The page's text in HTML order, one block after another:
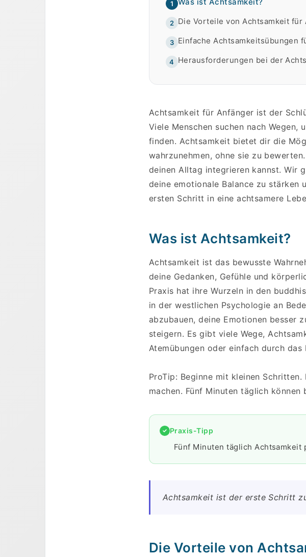
1
2 Die Vorteile von Achtsamkeit für
3 Einfache Achtsamkeitsübungen
4 Herausforderungen bei der
Achtsamkeit für Anfänger ist der
Viele Menschen suchen nach
finden. Achtsamkeit bietet dir die
wahrzunehmen, ohne sie zu
deinen Alltag integrieren kannst. Wir
deine emotionale Balance zu stärken
ersten Schritt in eine achtsamere
Was ist Achtsamkeit?
Achtsamkeit ist das bewusste
deine Gedanken, Gefühle und
Praxis hat ihre Wurzeln in den
in der westlichen Psychologie an
abzubauen, deine Emotionen besser
steigern. Es gibt viele Wege,
Atemübungen oder einfach durch
ProTip: Beginne mit kleinen
machen. Fünf Minuten täglich
Praxis-Tipp
Fünf Minuten täglich
Achtsamkeit ist der erste Schritt
Die Vorteile von